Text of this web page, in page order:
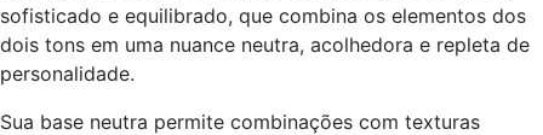
sofisticado e equilibrado, que combina os elementos dos
dois tons em uma nuance neutra, acolhedora e repleta de
personalidade.
Sua base neutra permite combinações com texturas